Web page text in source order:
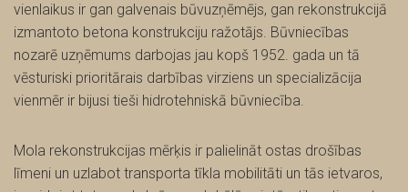
vienlaikus ir gan galvenais būvuzņēmējs, gan rekonstrukcijā
izmantoto betona konstrukciju ražotājs. Būvniecības
nozarē uzņēmums darbojas jau kopš 1952. gada un tā
vēsturiski prioritārais darbības virziens un specializācija
vienmēr ir bijusi tieši hidrotehniskā būvniecība.
Mola rekonstrukcijas mērķis ir palielināt ostas drošības
līmeni un uzlabot transporta tīkla mobilitāti un tās ietvaros,